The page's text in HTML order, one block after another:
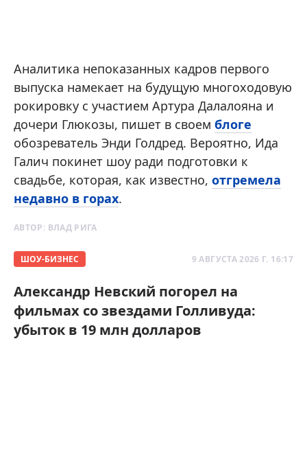
Аналитика непоказанных кадров первого
выпуска намекает на будущую многоходовую
рокировку с участием Артура Далалояна и
дочери Глюкозы, пишет в своем блоге
обозреватель Энди Голдред. Вероятно, Ида
Галич покинет шоу ради подготовки к
свадьбе, которая, как известно, отгремела
недавно в горах.
АВТОР: ВЛАД РИГА
ШОУ-БИЗНЕС 9 АВГУСТА 2026 Г. 16:17
Александр Невский погорел на
фильмах со звездами Голливуда:
убыток в 19 млн долларов